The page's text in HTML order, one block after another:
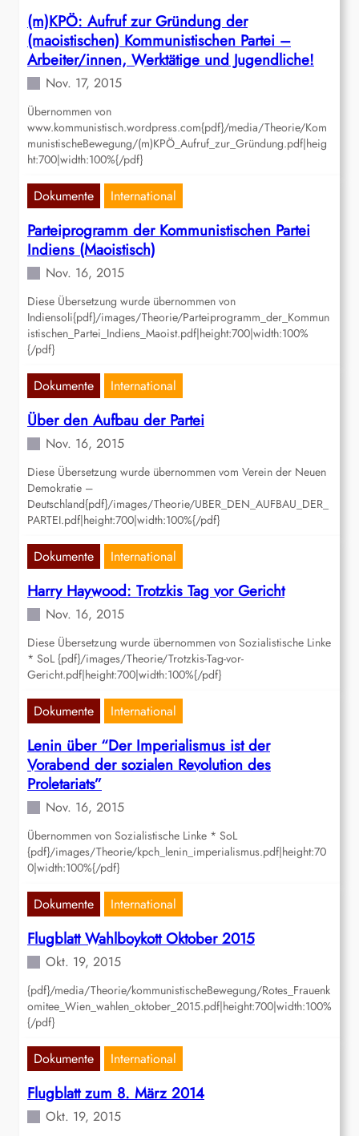
(m)KPÖ: Aufruf zur Gründung der
(maoistischen) Kommunistischen Partei –
Arbeiter/innen, Werktätige und Jugendliche!
Nov. 17, 2015
Übernommen von
www.kommunistisch.wordpress.com{pdf}/media/Theorie/Kom
munistischeBewegung/(m)KPÖ_Aufruf_zur_Gründung.pdf|heig
ht:700|width:100%{/pdf}
Dokumente International
Parteiprogramm der Kommunistischen Partei
Indiens (Maoistisch)
Nov. 16, 2015
Diese Übersetzung wurde übernommen von
Indiensoli{pdf}/images/Theorie/Parteiprogramm_der_Kommun
istischen_Partei_Indiens_Maoist.pdf|height:700|width:100%
{/pdf}
Dokumente International
Über den Aufbau der Partei
Nov. 16, 2015
Diese Übersetzung wurde übernommen vom Verein der Neuen
Demokratie –
Deutschland{pdf}/images/Theorie/UBER_DEN_AUFBAU_DER_
PARTEI.pdf|height:700|width:100%{/pdf}
Dokumente International
Harry Haywood: Trotzkis Tag vor Gericht
Nov. 16, 2015
Diese Übersetzung wurde übernommen von Sozialistische Linke
* SoL {pdf}/images/Theorie/Trotzkis-Tag-vor-
Gericht.pdf|height:700|width:100%{/pdf}
Dokumente International
Lenin über “Der Imperialismus ist der
Vorabend der sozialen Revolution des
Proletariats”
Nov. 16, 2015
Übernommen von Sozialistische Linke * SoL
{pdf}/images/Theorie/kpch_lenin_imperialismus.pdf|height:70
0|width:100%{/pdf}
Dokumente International
Flugblatt Wahlboykott Oktober 2015
Okt. 19, 2015
{pdf}/media/Theorie/kommunistischeBewegung/Rotes_Frauenk
omitee_Wien_wahlen_oktober_2015.pdf|height:700|width:100%
{/pdf}
Dokumente International
Flugblatt zum 8. März 2014
Okt. 19, 2015